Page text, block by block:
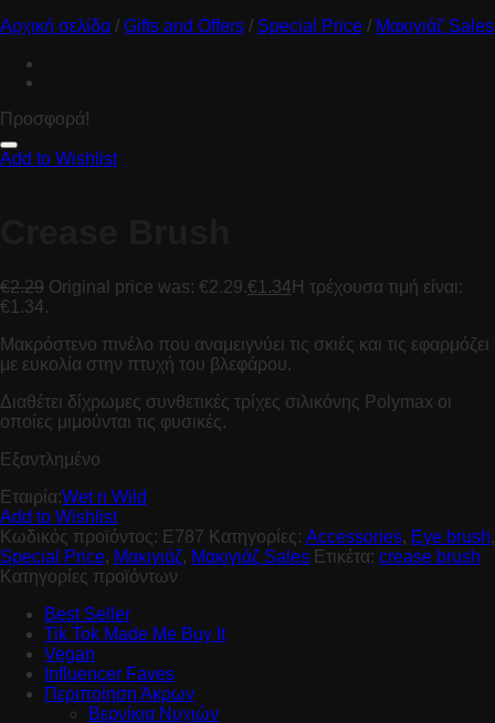
Αρχική σελίδα / Gifts and Offers / Special Price / Μακιγιάζ Sales
Προσφορά!
Add to Wishlist
€2.29 Original price was: €2.29.€1.34 Η τρέχουσα τιμή είναι:
€1.34.
Μακρόστενο πινέλο που αναμειγνύει τις σκιές και τις εφαρμόζει
με ευκολία στην πτυχή του βλεφάρου.
Διαθέτει δίχρωμες συνθετικές τρίχες σιλικόνης Polymax οι
οποίες μιμούνται τις φυσικές.
Εξαντλημένο
Εταιρία:Wet n Wild
Add to Wishlist
Κωδικός προϊόντος: E787 Κατηγορίες: Accessories, Eye brush,
Special Price, Μακιγιάζ, Μακιγιάζ Sales Ετικέτα: crease brush
Κατηγορίες προϊόντων
Best Seller
Tik Tok Made Me Buy It
Vegan
Influencer Faves
Περιποίηση Άκρων
Βερνίκια Νυχιών